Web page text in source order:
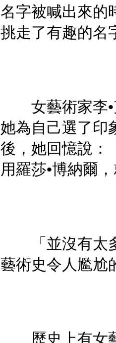
名字被喊出來的
挑走了有趣的名
女藝術家李•
她為自己選了印
後，她回憶說
用羅莎•博納爾
「並沒有太多
藝術史令人尷尬
歷史上有女藝